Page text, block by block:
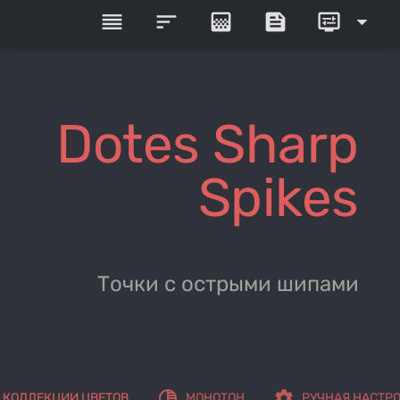
reorder sort gradient feed display_settings arrow_drop_down
Dotes Sharp
Spikes
Точки с острыми шипами